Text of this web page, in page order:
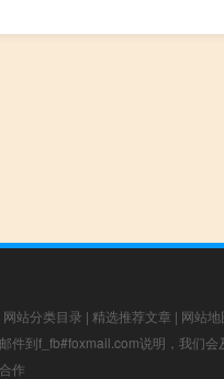
网站分类目录 | 精选推荐文章 | 网站地
件到f_fb#foxmail.com说明，我们会
作